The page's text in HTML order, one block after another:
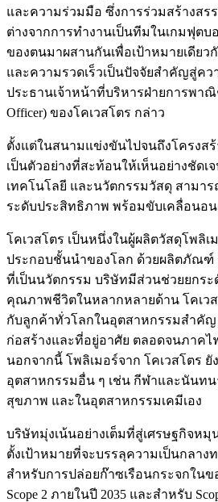
และความร่วมมือ ซึ่งการร่วมสร้างส
ต่างจากการทำงานเป็นทีมในเกมฟุต
ของตนมาผสานกันเพื่อเป้าหมายเดียว
และความรวดเร็วเป็นปัจจัยสำคัญสู่คว
ประธานเจ้าหน้าที่บริหารฝ่ายการพาณิช
Officer) ของโคเวสโตร กล่าว
ตั้งแต่ในสนามแข่งขันไปจนถึงโครงส
เป็นตัวอย่างที่สะท้อนให้เห็นอย่างชัดเ
เทคโนโลยี และนวัตกรรมวัสดุ สามา
ระดับประสิทธิภาพ พร้อมขับเคลื่อนอ
โคเวสโตร เป็นหนึ่งในผู้ผลิตวัสดุโพลิ
ประกอบชั้นนำของโลก ด้วยผลิตภัณฑ์
ที่เป็นนวัตกรรม บริษัทมีส่วนช่วยยกระ
คุณภาพชีวิตในหลากหลายด้าน โคเว
กับลูกค้าทั่วโลกในอุตสาหกรรมสำคั
ก่อสร้างและที่อยู่อาศัย ตลอดจนภาค
นอกจากนี้ โพลิเมอร์จาก โคเวสโตร ยั
อุตสาหกรรมอื่น ๆ เช่น กีฬาและนันท
สุขภาพ และในอุตสาหกรรมเคมีเอง
บริษัทมุ่งเน้นอย่างเต็มที่สู่เศรษฐกิจหมุ
ตั้งเป้าหมายที่จะบรรลุความเป็นกลา
สำหรับการปล่อยก๊าซเรือนกระจกในขอ
Scope 2 ภายในปี 2035 และสำหรับ